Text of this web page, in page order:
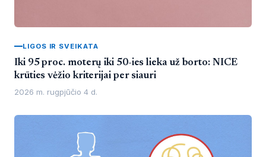
LIGOS IR SVEIKATA
Iki 95 proc. moterų iki 50-ies lieka už borto: NICE
krūties vėžio kriterijai per siauri
2026 m. rugpjūčio 4 d.